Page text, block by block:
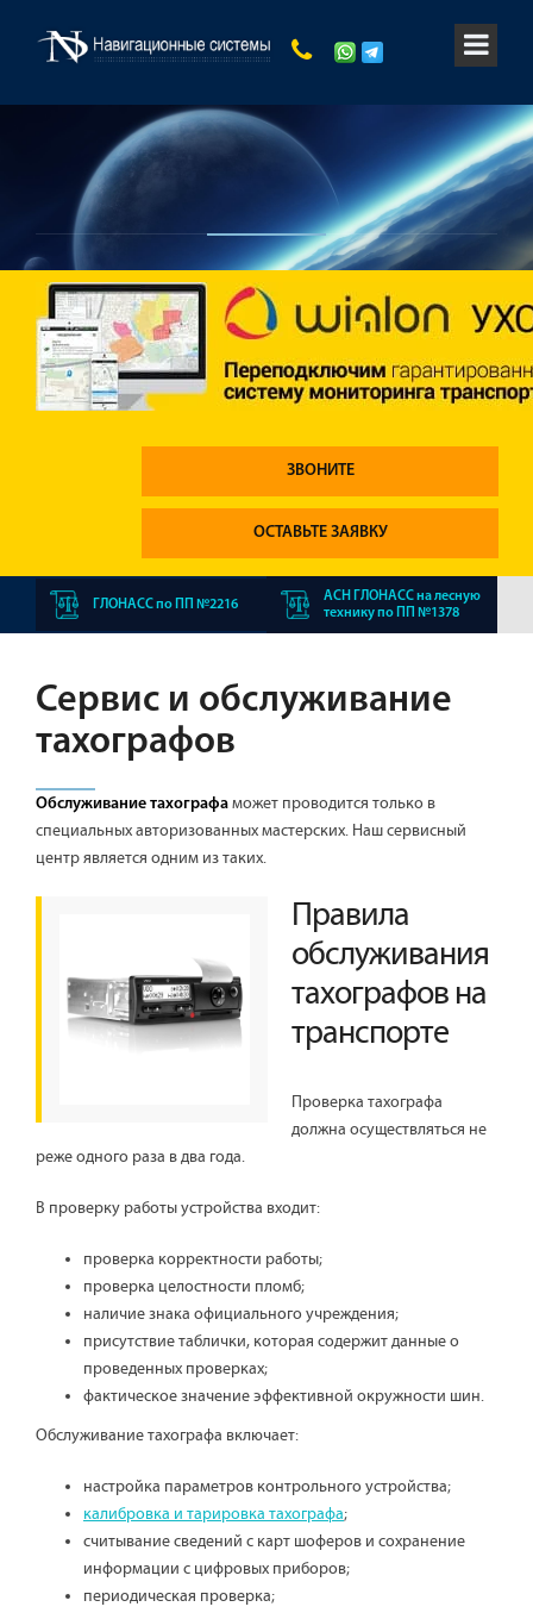
ЗВОНИТЕ
ОСТАВЬТЕ ЗАЯВКУ
ГЛОНАСС по ПП №2216
АСН ГЛОНАСС на лесную
технику по ПП №1378
Сервис и обслуживание
тахографов
Обслуживание тахографа может проводится только в
специальных авторизованных мастерских. Наш сервисный
центр является одним из таких.
Правила
обслуживания
тахографов на
транспорте
Проверка тахографа
должна осуществляться не
реже одного раза в два года.
В проверку работы устройства входит:
проверка корректности работы;
проверка целостности пломб;
наличие знака официального учреждения;
присутствие таблички, которая содержит данные о
проведенных проверках;
фактическое значение эффективной окружности шин.
Обслуживание тахографа включает:
настройка параметров контрольного устройства;
калибровка и тарировка тахографа;
считывание сведений с карт шоферов и сохранение
информации с цифровых приборов;
периодическая проверка;